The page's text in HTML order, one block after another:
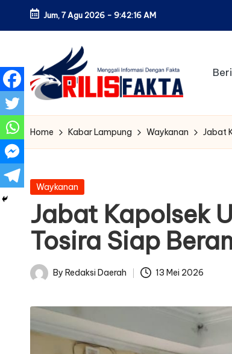
Skip
content
Jum, 7 Agu 2026 - 9:42:17 AM
Home Kabar Lampung Waykanan Jabat
Posted
Waykanan
Jabat Kapolsek
Tosira Siap
Posted
By Redaksi Daerah 13 Mei 2026